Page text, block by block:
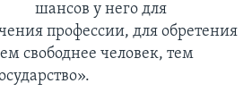
шансов у него для
профессии, для обретения
свободнее человек, тем